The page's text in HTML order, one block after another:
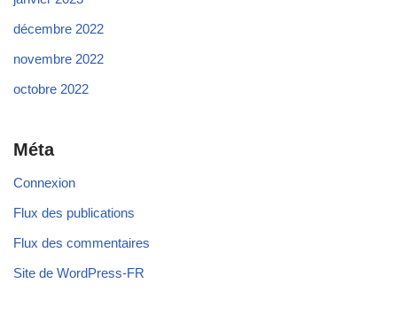
décembre 2022
novembre 2022
octobre 2022
Méta
Connexion
Flux des publications
Flux des commentaires
Site de WordPress-FR